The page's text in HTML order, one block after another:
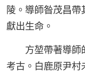
陵。導師昝茂昌
獻出生命。
方堃帶著導師
考古。白鹿原尹